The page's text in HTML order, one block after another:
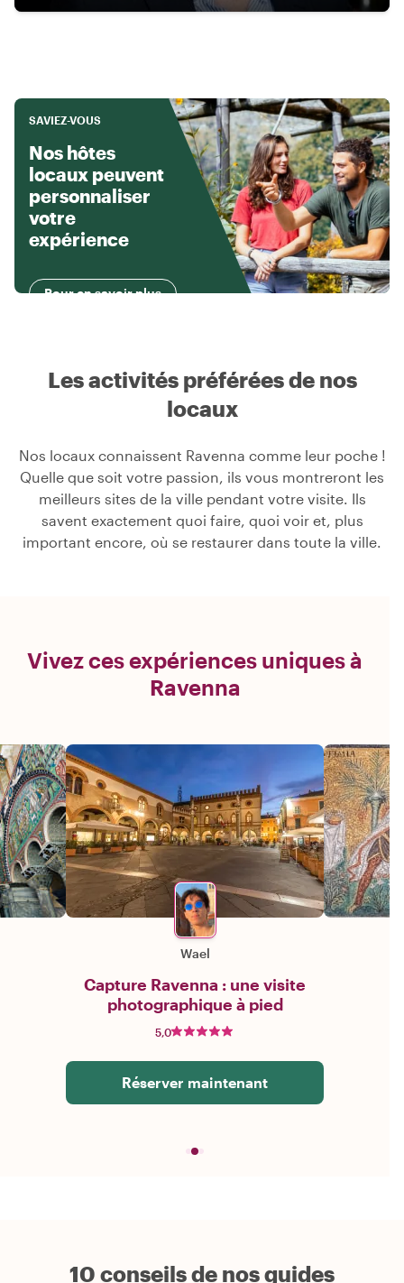
SAVIEZ-VOUS
Nos hôtes
locaux peuvent
personnaliser
votre
expérience
Pour en savoir plus
Les activités préférées de nos
locaux
Nos locaux connaissent Ravenna comme leur poche !
Quelle que soit votre passion, ils vous montreront les
meilleurs sites de la ville pendant votre visite. Ils
savent exactement quoi faire, quoi voir et, plus
important encore, où se restaurer dans toute la ville.
Vivez ces expériences uniques à
Ravenna
Wael
Capture Ravenna : une visite
photographique à pied
5,0
Réserver maintenant
10 conseils de nos guides